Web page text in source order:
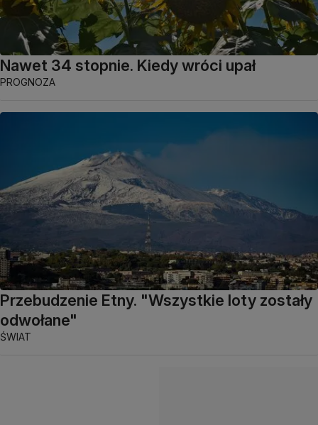
Nawet 34 stopnie. Kiedy wróci upał
PROGNOZA
Przebudzenie Etny. "Wszystkie loty zostały
odwołane"
ŚWIAT